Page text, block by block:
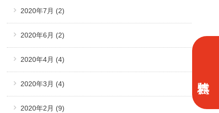
2020年7月 (2)
2020年6月 (2)
2020年4月 (4)
2020年3月 (4)
2020年2月 (9)